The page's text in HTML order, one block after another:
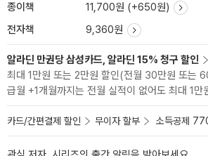
종이책
11,700원 (+650원)
전자책
9,360원
알라딘 만권당 삼성카드, 알라딘 15% 청구 할인
최대 1만원 또는 2만원 할인(전월 30만원 또는
급월 +1개월까지는 전월 실적이 없어도 최대 1만
카드/간편결제 할인 무이자 할부 소득공제